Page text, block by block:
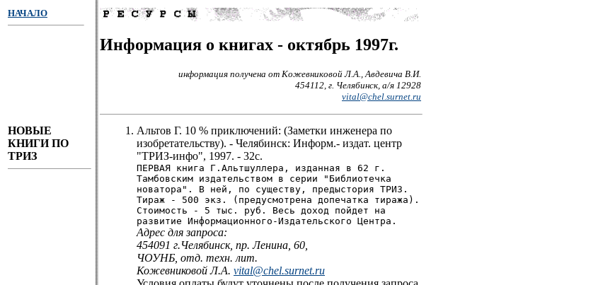
НАЧАЛО
Информация о книгах - октябрь 1997г.
информация получена от Кожевниковой Л.А., Авдевича В.И.
454112, г. Челябинск, а/я 12928
vital@chel.surnet.ru
НОВЫЕ
КНИГИ ПО
ТРИЗ
Альтов Г. 10 % приключений: (Заметки инженера по
изобретательству). - Челябинск: Информ.- издат. центр
"ТРИЗ-инфо", 1997. - 32с.
ПЕРВАЯ книга Г.Альтшуллера, изданная в 62 г.
Тамбовским издательством в серии "Библиотечка
новатора". В ней, по существу, предыстория ТРИЗ.
Тираж - 500 экз. (предусмотрена допечатка тиража).
Стоимость - 5 тыс. руб. Весь доход пойдет на
развитие Информационного-Издательского Центра.
Адрес для запроса:
454091 г.Челябинск, пр. Ленина, 60,
ЧОУНБ, отд. техн. лит.
Кожевниковой Л.А. vital@chel.surnet.ru